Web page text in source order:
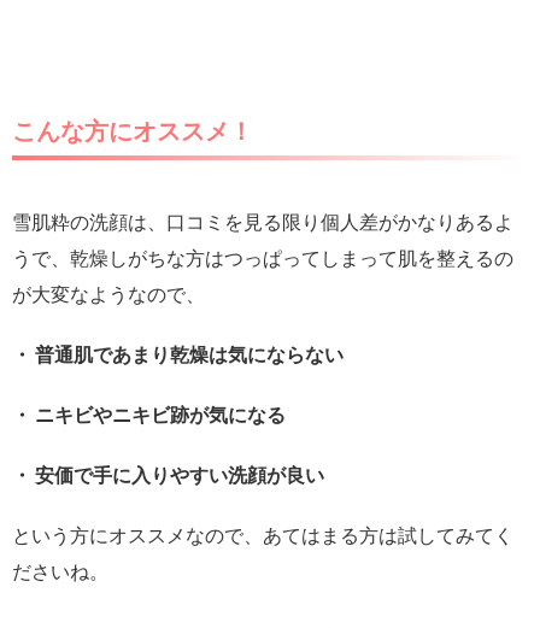
こんな方にオススメ！
雪肌粋の洗顔は、口コミを見る限り個人差がかなりあるよ
うで、乾燥しがちな方はつっぱってしまって肌を整えるの
が大変なようなので、
・ 普通肌であまり乾燥は気にならない
・ ニキビやニキビ跡が気になる
・ 安価で手に入りやすい洗顔が良い
という方にオススメなので、あてはまる方は試してみてく
ださいね。